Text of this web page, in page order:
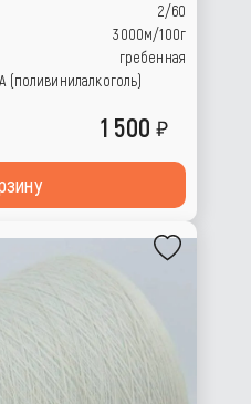
2/60
3000м/100г
гребенная
(поливинилалкоголь)
1 500